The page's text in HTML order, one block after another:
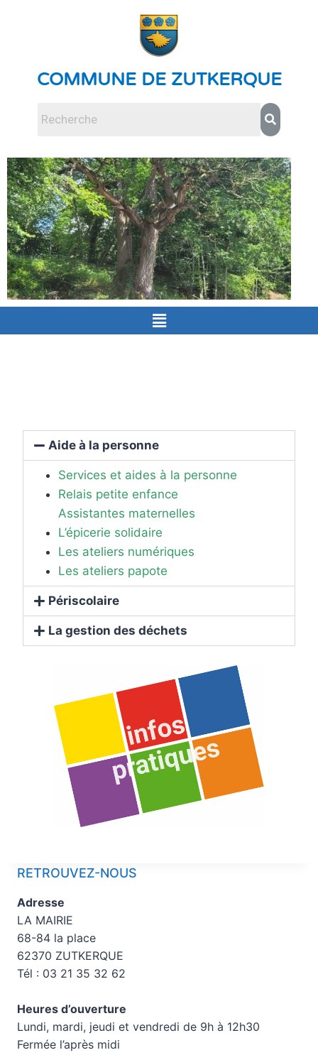
COMMUNE DE ZUTKERQUE
Aide à la personne
Services et aides à la personne
Relais petite enfance
Assistantes maternelles
L’épicerie solidaire
Les ateliers numériques
Les ateliers papote
Périscolaire
La gestion des déchets
RETROUVEZ-NOUS
Adresse
LA MAIRIE
68-84 la place
62370 ZUTKERQUE
Tél : 03 21 35 32 62
Heures d’ouverture
Lundi, mardi, jeudi et vendredi de 9h à 12h30
Fermée l’après midi